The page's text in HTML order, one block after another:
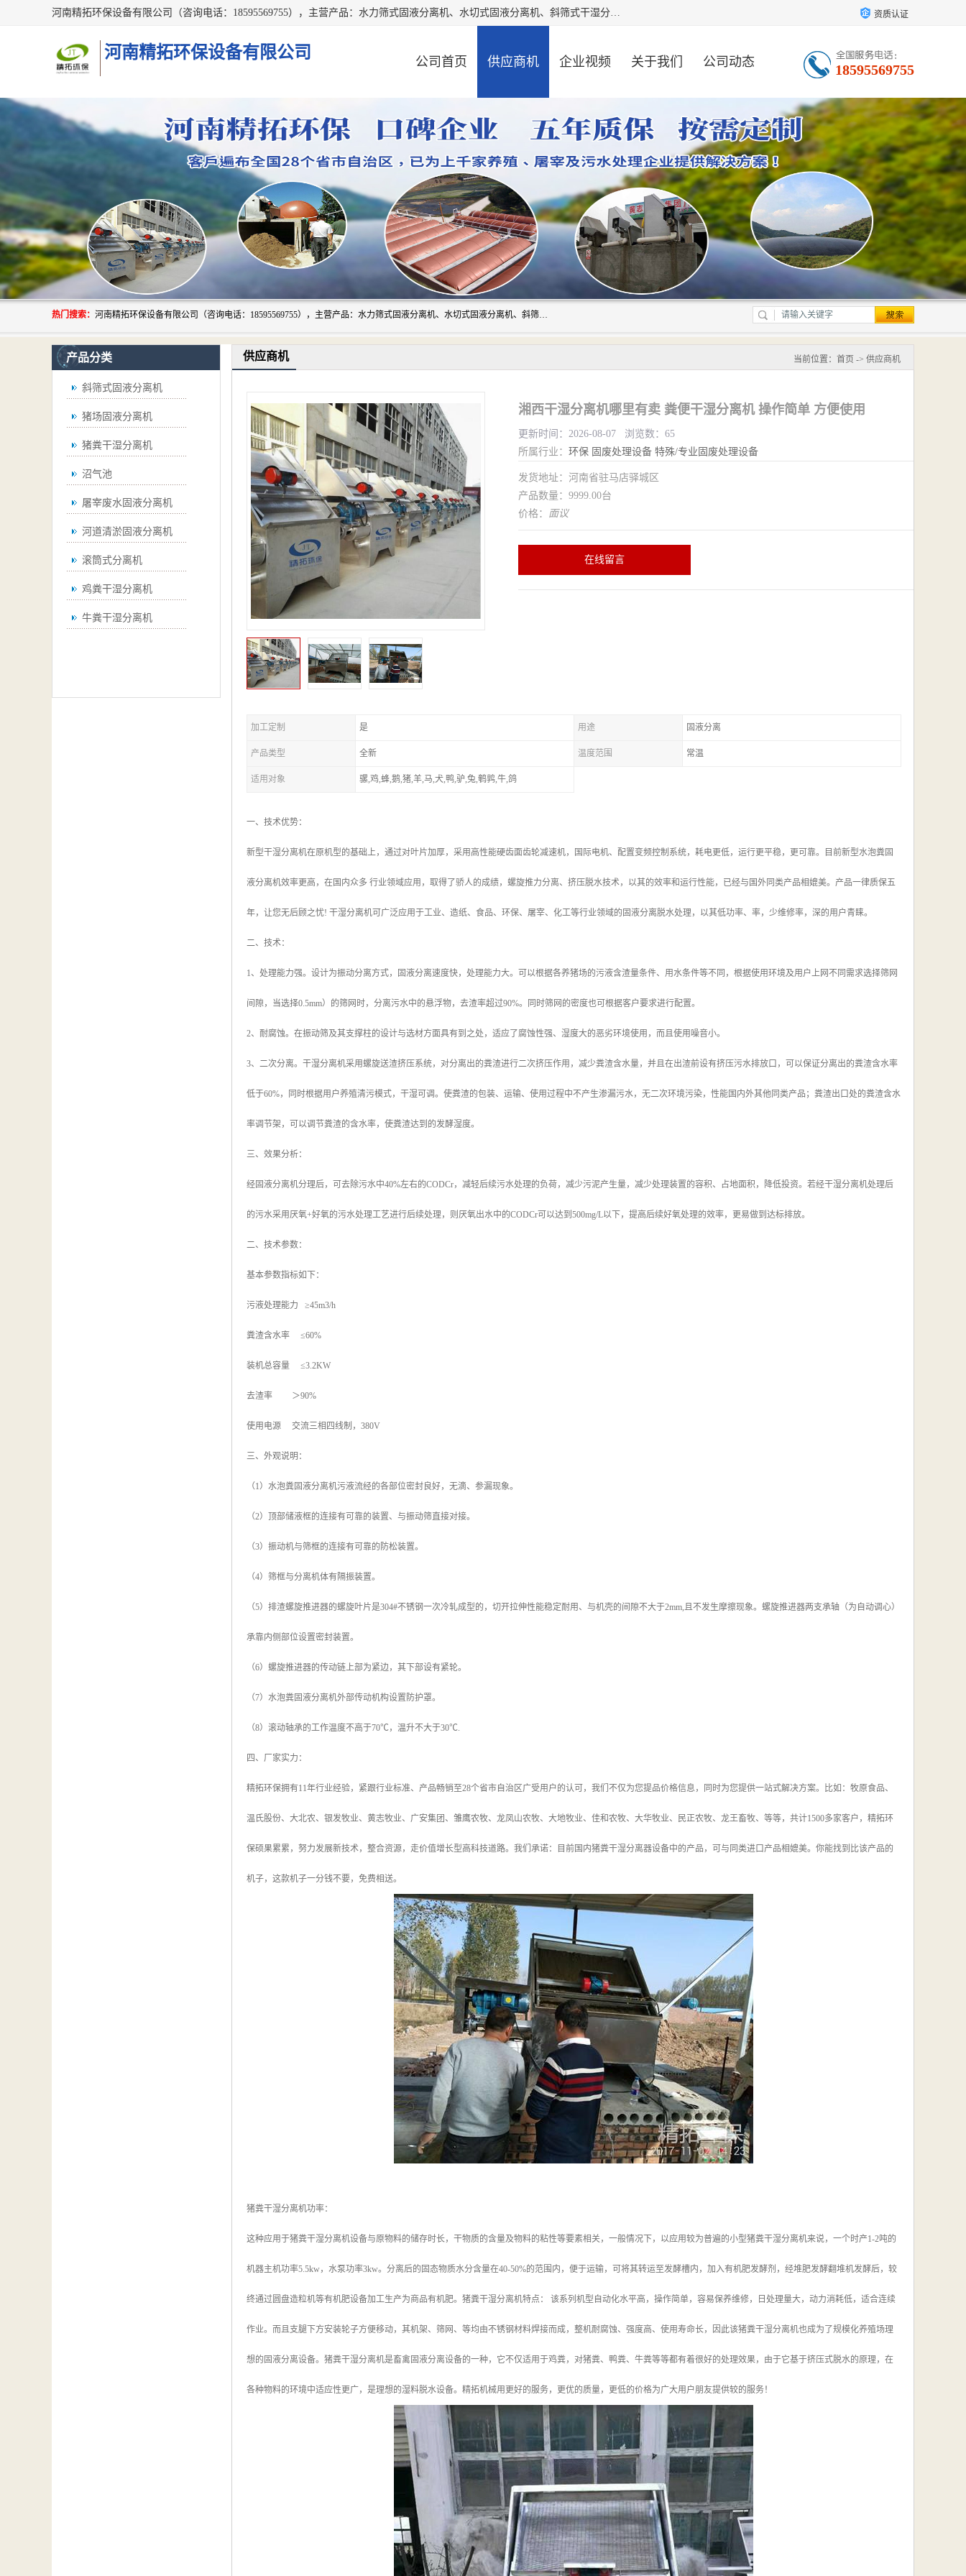
河南精拓环保设备有限公司（咨询电话：18595569755），主营产品：水力筛式固液分离机、水切式固液分离机、斜筛式干湿分离机、养猪场固液分离机、斜筛式固液分离机、屠宰场固液分离机、猪场干湿分离机等。公司从事固液分离设备及配套沼气池的研发、设计、销售与施工，并提供污水处理整体解决方案。 资质认证
河南精拓环保设备有限公司 公司首页 供应商机 企业视频 关于我们 公司动态 18595569755
热门搜索： 河南精拓环保设备有限公司（咨询电话：18595569755），主营产品：水力筛式固液分离机、水切式固液分离机、斜筛式干湿分离机、养猪场固液分离机、斜筛式固液分离机、屠宰场固液分离机、猪场干湿分离机等。公司从事固液分离设备及配套沼气池的研发、设计、销售与施工，并提供污水处理整体解决方案。
产品分类
斜筛式固液分离机
猪场固液分离机
猪粪干湿分离机
沼气池
屠宰废水固液分离机
河道清淤固液分离机
滚筒式分离机
鸡粪干湿分离机
牛粪干湿分离机
供应商机 当前位置： 首页 -> 供应商机
湘西干湿分离机哪里有卖 粪便干湿分离机 操作简单 方便使用
更新时间：2026-08-07 浏览数：65
所属行业： 环保 固废处理设备 特殊/专业固废处理设备
发货地址：河南省驻马店驿城区
产品数量：9999.00台
价格： 面议
在线留言
加工定制 是 用途 固液分离
产品类型 全新 温度范围 常温
适用对象 骡,鸡,蜂,鹅,猪,羊,马,犬,鸭,驴,兔,鹌鹑,牛,鸽
一、技术优势：
新型干湿分离机在原机型的基础上，通过对叶片加厚，采用高性能硬齿面齿轮减速机，国际电机、配置变频控制系统，耗电更低，运行更平稳，更可靠。目前新型水泡粪固
液分离机效率更高，在国内众多 行业领域应用，取得了骄人的成绩，螺旋推力分离、挤压脱水技术，以其的效率和运行性能，已经与国外同类产品相媲美。产品一律质保五
年，让您无后顾之忧! 干湿分离机可广泛应用于工业、造纸、食品、环保、屠宰、化工等行业领域的固液分离脱水处理，以其低功率、率，少维修率，深的用户青睐。
二、技术：
1、处理能力强。设计为振动分离方式，固液分离速度快，处理能力大。可以根据各养猪场的污液含渣量条件、用水条件等不同，根据使用环境及用户上网不同需求选择筛网
间隙，当选择0.5mm）的筛网时，分离污水中的悬浮物，去渣率超过90%。同时筛网的密度也可根据客户要求进行配置。
2、耐腐蚀。在振动筛及其支撑柱的设计与选材方面具有到之处，适应了腐蚀性强、湿度大的恶劣环境使用，而且使用噪音小。
3、二次分离。干湿分离机采用螺旋送渣挤压系统，对分离出的粪渣进行二次挤压作用，减少粪渣含水量，并且在出渣前设有挤压污水排放口，可以保证分离出的粪渣含水率
低于60%，同时根据用户养殖清污模式，干湿可调。使粪渣的包装、运输、使用过程中不产生渗漏污水，无二次环境污染，性能国内外其他同类产品；粪渣出口处的粪渣含水
率调节架，可以调节粪渣的含水率，使粪渣达到的发酵湿度。
三、效果分析：
经固液分离机分理后，可去除污水中40%左右的CODCr，减轻后续污水处理的负荷，减少污泥产生量，减少处理装置的容积、占地面积，降低投资。若经干湿分离机处理后
的污水采用厌氧+好氧的污水处理工艺进行后续处理，则厌氧出水中的CODCr可以达到500mg/L以下，提高后续好氧处理的效率，更易做到达标排放。
二、技术参数：
基本参数指标如下：
污液处理能力 ≥45m3/h
粪渣含水率 ≤60%
装机总容量 ≤3.2KW
去渣率 ＞90%
使用电源 交流三相四线制，380V
三、外观说明：
（1）水泡粪固液分离机污液流经的各部位密封良好，无滴、参漏现象。
（2）顶部储液框的连接有可靠的装置、与振动筛直接对接。
（3）振动机与筛框的连接有可靠的防松装置。
（4）筛框与分离机体有隔振装置。
（5）排渣螺旋推进器的螺旋叶片是304#不锈钢一次冷轧成型的，切开拉伸性能稳定耐用、与机壳的间隙不大于2mm,且不发生摩擦现象。螺旋推进器两支承轴（为自动调心）
承靠内侧部位设置密封装置。
（6）螺旋推进器的传动链上部为紧边，其下部设有紧轮。
（7）水泡粪固液分离机外部传动机构设置防护罩。
（8）滚动轴承的工作温度不高于70℃，温升不大于30℃.
四、厂家实力：
精拓环保拥有11年行业经验，紧跟行业标准、产品畅销至28个省市自治区广受用户的认可，我们不仅为您提品价格信息，同时为您提供一站式解决方案。比如：牧原食品、
温氏股份、大北农、银发牧业、黄志牧业、广安集团、雏鹰农牧、龙凤山农牧、大地牧业、佳和农牧、大华牧业、民正农牧、龙王畜牧、等等，共计1500多家客户，精拓环
保硕果累累，努力发展新技术，整合资源，走价值增长型高科技道路。我们承诺：目前国内猪粪干湿分离器设备中的产品，可与同类进口产品相媲美。你能找到比该产品的
机子，这款机子一分钱不要，免费相送。
猪粪干湿分离机功率：
这种应用于猪粪干湿分离机设备与原物料的储存时长，干物质的含量及物料的粘性等要素相关，一般情况下，以应用较为普遍的小型猪粪干湿分离机来说，一个时产1-2吨的
机器主机功率5.5kw，水泵功率3kw。分离后的固态物质水分含量在40-50%的范围内，便于运输，可将其转运至发酵槽内，加入有机肥发酵剂，经堆肥发酵翻堆机发酵后，较
终通过圆盘造粒机等有机肥设备加工生产为商品有机肥。猪粪干湿分离机特点： 该系列机型自动化水平高，操作简单，容易保养维修，日处理量大，动力消耗低，适合连续
作业。而且支腿下方安装轮子方便移动，其机架、筛网、等均由不锈钢材料焊接而成，整机耐腐蚀、强度高、使用寿命长，因此该猪粪干湿分离机也成为了规模化养殖场理
想的固液分离设备。猪粪干湿分离机是畜禽固液分离设备的一种，它不仅适用于鸡粪，对猪粪、鸭粪、牛粪等等都有着很好的处理效果，由于它基于挤压式脱水的原理，在
各种物料的环境中适应性更广，是理想的湿料脱水设备。精拓机械用更好的服务，更优的质量，更低的价格为广大用户朋友提供较的服务！